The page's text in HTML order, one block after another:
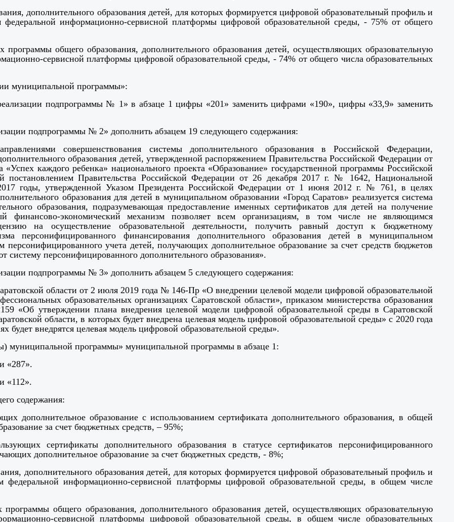
дополнительного образования детей, для которых формируется цифровой образовательный профиль и
информационно-сервисной платформы цифровой образовательной среды, - 75% от общего
общего образования, дополнительного образования детей, осуществляющих образовательную
сервисной платформы цифровой образовательной среды, - 74% от общего числа образовательных
муниципальной программы»:
подпрограммы № 1» в абзаце 1 цифры «201» заменить цифрами «190», цифры «33,9» заменить
подпрограммы № 2» дополнить абзацем 19 следующего содержания:
совершенствования системы дополнительного образования в Российской Федерации,
образования детей, утвержденной распоряжением Правительства Российской Федерации от
каждого ребенка» национального проекта «Образование» государственной программы Российской
постановлением Правительства Российской Федерации от 26 декабря 2017 г. № 1642, Национальной
годы, утвержденной Указом Президента Российской Федерации от 1 июня 2012 г. № 761, в целях
образования для детей в муниципальном образовании «Город Саратов» реализуется система
образования, подразумевающая предоставление именных сертификатов для детей на получение
финансово-экономический механизм позволяет всем организациям, в том числе не являющимся
на осуществление образовательной деятельности, получить равный доступ к бюджетному
персонифицированного финансирования дополнительного образования детей в муниципальном
персонифицированного учета детей, получающих дополнительное образование за счет средств бюджетов
систему персонифицированного дополнительного образования».
подпрограммы № 3» дополнить абзацем 5 следующего содержания:
области от 2 июля 2019 года № 146-Пр «О внедрении целевой модели цифровой образовательной
образовательных организациях Саратовской области», приказом министерства образования
«Об утверждении плана внедрения целевой модели цифровой образовательной среды в Саратовской
области, в которых будет внедрена целевая модель цифровой образовательной среды» с 2020 года
внедрятся целевая модель цифровой образовательной среды».
муниципальной программы» муниципальной программы в абзаце 1:
«287».
«112».
содержания:
дополнительное образование с использованием сертификата дополнительного образования, в общей
за счет бюджетных средств, – 95%;
сертификаты дополнительного образования в статусе сертификатов персонифицированного
дополнительное образование за счет бюджетных средств, - 8%;
дополнительного образования детей, для которых формируется цифровой образовательный профиль и
федеральной информационно-сервисной платформы цифровой образовательной среды, в общем числе
общего образования, дополнительного образования детей, осуществляющих образовательную
сервисной платформы цифровой образовательной среды, в общем числе образовательных